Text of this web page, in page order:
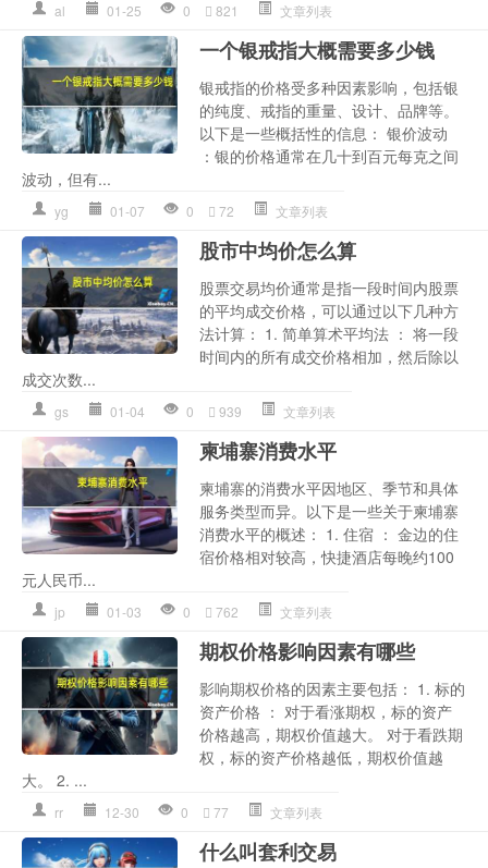
al 01-25 0 821 文章列表
一个银戒指大概需要多少钱
银戒指的价格受多种因素影响，包括银
的纯度、戒指的重量、设计、品牌等。
以下是一些概括性的信息： 银价波动
：银的价格通常在几十到百元每克之间
波动，但有...
yg 01-07 0 72 文章列表
股市中均价怎么算
股票交易均价通常是指一段时间内股票
的平均成交价格，可以通过以下几种方
法计算： 1. 简单算术平均法 ： 将一段
时间内的所有成交价格相加，然后除以
成交次数...
gs 01-04 0 939 文章列表
柬埔寨消费水平
柬埔寨的消费水平因地区、季节和具体
服务类型而异。以下是一些关于柬埔寨
消费水平的概述： 1. 住宿 ： 金边的住
宿价格相对较高，快捷酒店每晚约100
元人民币...
jp 01-03 0 762 文章列表
期权价格影响因素有哪些
影响期权价格的因素主要包括： 1. 标的
资产价格 ： 对于看涨期权，标的资产
价格越高，期权价值越大。 对于看跌期
权，标的资产价格越低，期权价值越
大。 2. ...
rr 12-30 0 77 文章列表
什么叫套利交易